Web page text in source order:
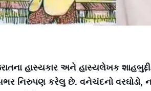
હાસ્યકાર અને હાસ્યલેખક
નિરુપણ કરેલુ છે. વનેચંદનો વરઘોડો,